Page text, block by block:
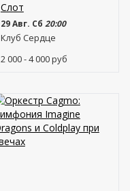
Слот
29 Авг. Сб 20:00
Клуб Сердце
2 000 - 4 000руб